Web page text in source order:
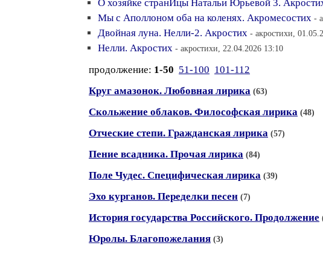
О хозяйке странИцы Натальи Юрьевой 3.
Мы с Аполлоном оба на коленях. Акромесостих -
Двойная луна. Нелли-2. Акростих - акростихи,
Нелли. Акростих - акростихи, 22.04.2026 13:10
продолжение: 1-50 51-100 101-112
Круг амазонок. Любовная лирика (63)
Скольжение облаков. Философская лирика (48)
Отческие степи. Гражданская лирика (57)
Пение всадника. Прочая лирика (84)
Поле Чудес. Специфическая лирика (39)
Эхо курганов. Переделки песен (7)
История государства Российского. Продолжение
Юролы. Благопожелания (3)